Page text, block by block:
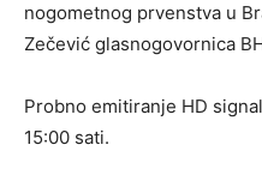
nogometnog prvenstva u
Zečević glasnogovornica
Probno emitiranje HD
15:00 sati.